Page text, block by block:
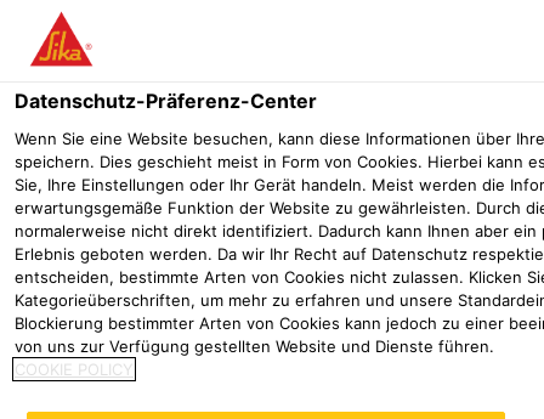
Menü
Schutz und Instand­setzung von
Beton
Datenschutz-Präferenz-Center
Wenn Sie eine Website besuchen, kann diese Informationen über
speichern. Dies geschieht meist in Form von Cookies. Hierbei kann
Sie, Ihre Einstellungen oder Ihr Gerät handeln. Meist werden die
erwartungsgemäße Funktion der Website zu gewährleisten. Durch
normalerweise nicht direkt identifiziert. Dadurch kann Ihnen aber ein
Erlebnis geboten werden. Da wir Ihr Recht auf Datenschutz
entscheiden, bestimmte Arten von Cookies nicht zulassen. Klicken
Kategorieüberschriften, um mehr zu erfahren und unsere
Blockierung bestimmter Arten von Cookies kann jedoch zu einer
von uns zur Verfügung gestellten Website und Dienste führen.
COOKIE POLICY